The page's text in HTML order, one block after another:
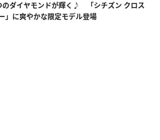
のダイヤモンドが輝く♪ 「シチズン クロス
」に爽やかな限定モデル登場